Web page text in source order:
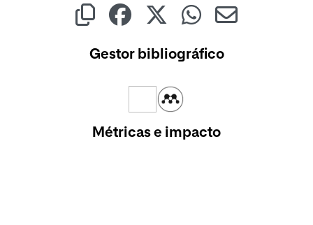
Gestor bibliográfico
Métricas e impacto